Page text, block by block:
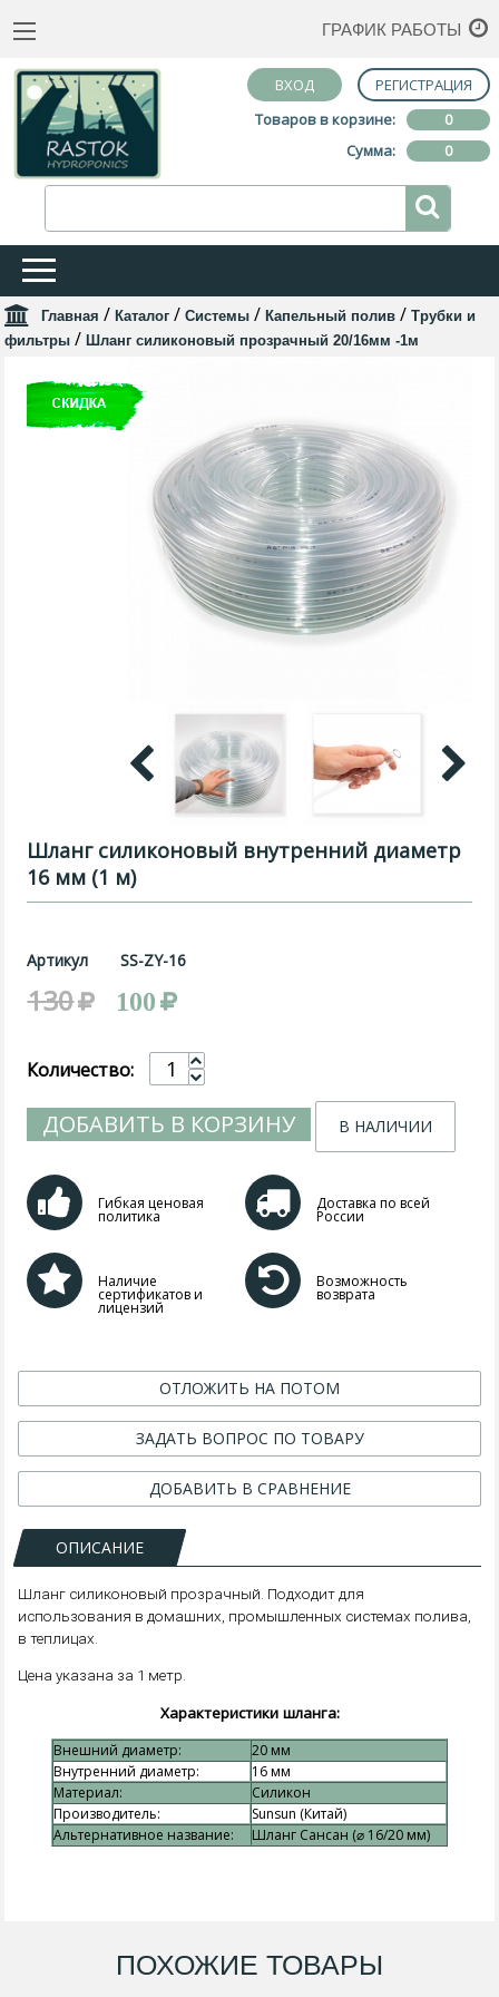
ГРАФИК РАБОТЫ
ВХОД
РЕГИСТРАЦИЯ
Товаров в корзине:
0
Сумма:
0
Главная / Каталог / Системы / Капельный полив / Трубки и
фильтры / Шланг силиконовый прозрачный 20/16мм -1м
Шланг силиконовый внутренний диаметр
16 мм (1 м)
Артикул SS-ZY-16
130 100
Количество:
ДОБАВИТЬ В КОРЗИНУ В НАЛИЧИИ
Гибкая ценовая
политика
Доставка по всей
России
Наличие
сертификатов и
лицензий
Возможность
возврата
ОТЛОЖИТЬ НА ПОТОМ
ЗАДАТЬ ВОПРОС ПО ТОВАРУ
ДОБАВИТЬ В СРАВНЕНИЕ
ОПИСАНИЕ
Шланг силиконовый прозрачный. Подходит для
использования в домашних, промышленных системах полива,
в теплицах.
Цена указана за 1 метр.
Характеристики шланга:
Внешний диаметр:
20 мм
Внутренний диаметр:
16 мм
Материал:
Силикон
Производитель:
Sunsun (Китай)
Альтернативное название:
Шланг Сансан (⌀ 16/20 мм)
ПОХОЖИЕ ТОВАРЫ